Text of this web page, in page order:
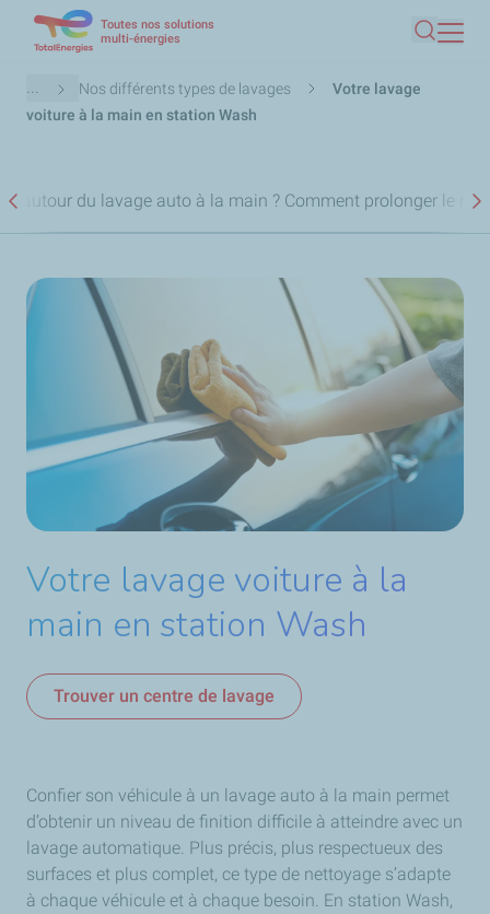
contenu
principal
Toutes nos solutions
multi-énergies
Fil
d'Ariane
... Nos différents types de lavages
Votre lavage
voiture à la main en station Wash
autour du lavage auto à la main ? Comment prolonger le
Votre lavage voiture à la
main en station Wash
Trouver un centre de lavage
Confier son véhicule à un lavage auto à la main permet
d’obtenir un niveau de finition difficile à atteindre avec un
lavage automatique. Plus précis, plus respectueux des
surfaces et plus complet, ce type de nettoyage s’adapte
à chaque véhicule et à chaque besoin. En station Wash,